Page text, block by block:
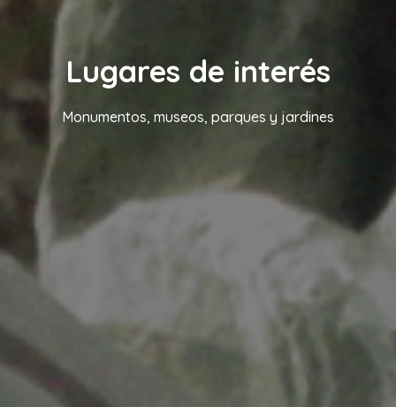
Lugares de interés
Monumentos, museos, parques y jardines